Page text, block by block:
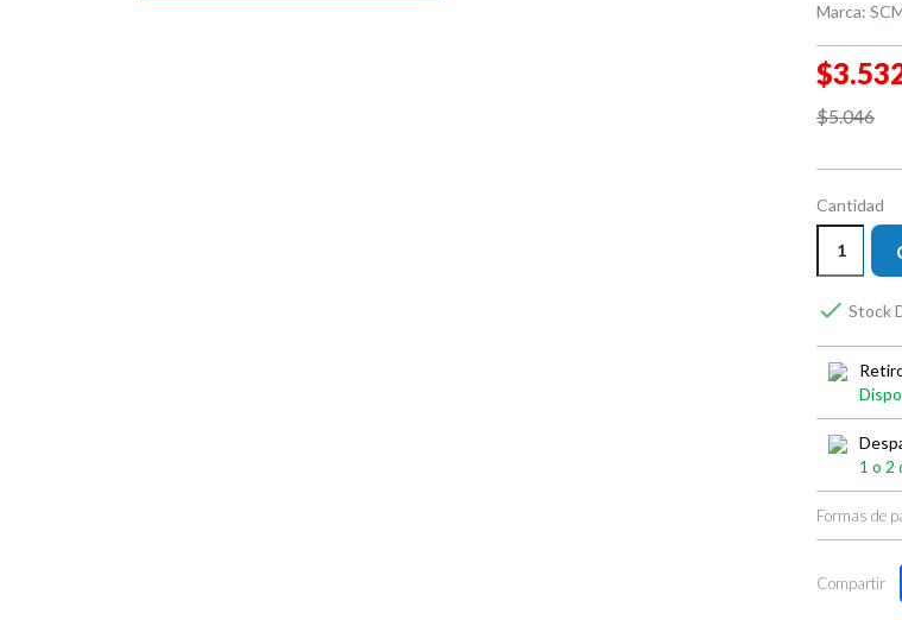
Marca:
$5.046
Cantidad
 Stock
1 o 2
Formas de
Compartir